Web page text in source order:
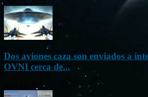
Dos aviones caza son enviados a
OVNI cerca de...
Nov 22, 2023